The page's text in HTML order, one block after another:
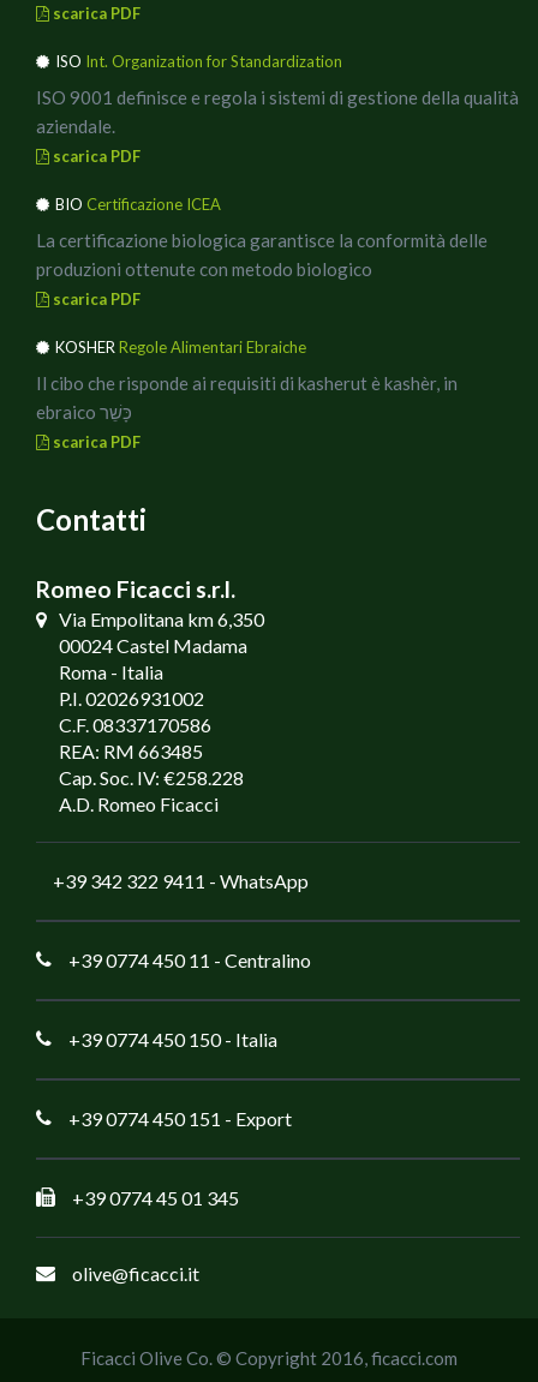
scarica PDF
ISO Int. Organization for Standardization
ISO 9001 definisce e regola i sistemi di gestione della qualità
aziendale.
scarica PDF
BIO Certificazione ICEA
La certificazione biologica garantisce la conformità delle
produzioni ottenute con metodo biologico
scarica PDF
KOSHER Regole Alimentari Ebraiche
Il cibo che risponde ai requisiti di kasherut è kashèr, in
ebraico כָּשֵׁר
scarica PDF
Contatti
Romeo Ficacci s.r.l.
Via Empolitana km 6,350
00024 Castel Madama
Roma - Italia
P.I. 02026931002
C.F. 08337170586
REA: RM 663485
Cap. Soc. IV: €258.228
A.D. Romeo Ficacci
+39 342 322 9411 - WhatsApp
+39 0774 450 11 - Centralino
+39 0774 450 150- Italia
+39 0774 450 151 - Export
+39 0774 45 01 345
olive@ficacci.it
Ficacci Olive Co. © Copyright 2016,ficacci.com